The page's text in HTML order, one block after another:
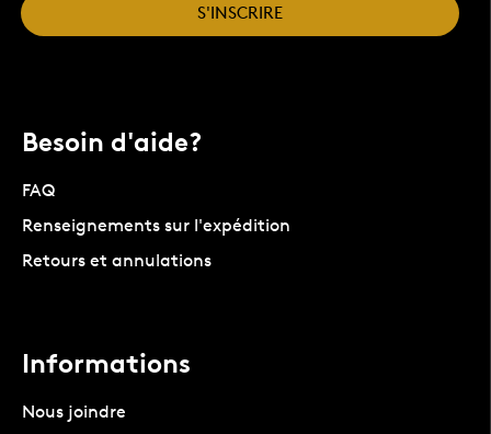
S'INSCRIRE
Besoin d'aide?
FAQ
Renseignements sur l'expédition
Retours et annulations
Informations
Nous joindre